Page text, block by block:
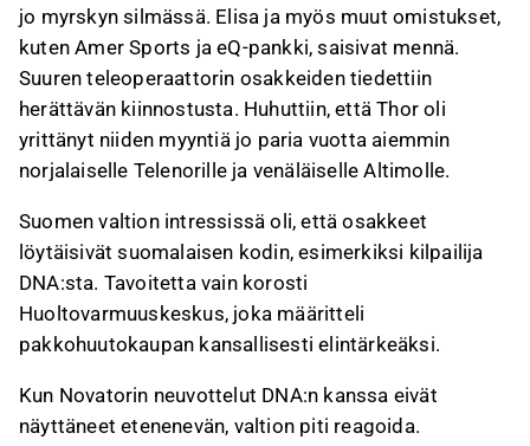
jo myrskyn silmässä. Elisa ja myös muut omistukset,
kuten Amer Sports ja eQ-pankki, saisivat mennä.
Suuren teleoperaattorin osakkeiden tiedettiin
herättävän kiinnostusta. Huhuttiin, että Thor oli
yrittänyt niiden myyntiä jo paria vuotta aiemmin
norjalaiselle Telenorille ja venäläiselle Altimolle.
Suomen valtion intressissä oli, että osakkeet
löytäisivät suomalaisen kodin, esimerkiksi kilpailija
DNA:sta. Tavoitetta vain korosti
Huoltovarmuuskeskus, joka määritteli
pakkohuutokaupan kansallisesti elintärkeäksi.
Kun Novatorin neuvottelut DNA:n kanssa eivät
näyttäneet etenenevän, valtion piti reagoida.